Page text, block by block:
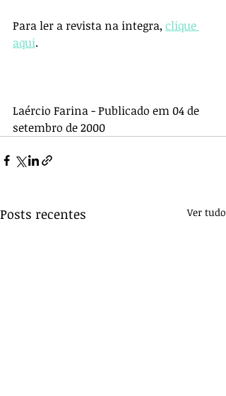
Para ler a revista na integra, clique
aqui.
Laércio Farina - Publicado em 04 de
setembro de 2000
Posts recentes Ver tudo